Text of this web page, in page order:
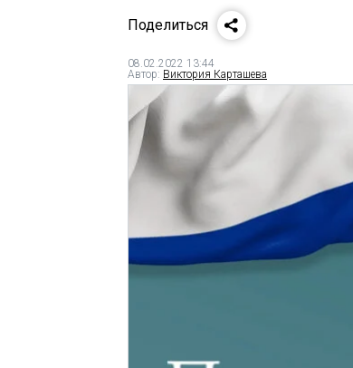
Поделиться
08.02.2022 13:44
Автор: Виктория Карташева